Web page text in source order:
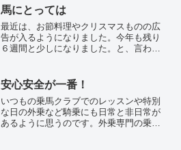
レゼントしてくださったのです！ヨメが
大喜びして飛び跳ねたのは...
馬にとっては
最近は、お節料理やクリスマスものの広
告が入るようになりました。今年も残り
６週間と少しになりました。と、言われ
マイブームで、ヨメがせっせと注文書を
書いています。美味しい...
安心安全が一番！
いつもの乗馬クラブでのレッスンや特別
な日の外乗など騎乗にも日常と非日常が
あるように思うのです。外乗専門の乗馬